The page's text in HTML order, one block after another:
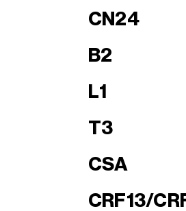
CN24
B2
L1
T3
CSA
CRF13/